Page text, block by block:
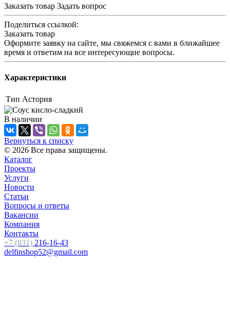
Заказать товар Задать вопрос
Поделиться ссылкой:
Заказать товар
Оформите заявку на сайте, мы свяжемся с вами в ближайшее
время и ответим на все интересующие вопросы.
Характеристики
Тип Астория
В наличии
Вернуться к списку
© 2026 Все права защищены.
Каталог
Проекты
Услуги
Новости
Статьи
Вопросы и ответы
Вакансии
Компания
Контакты
+7 (831) 216-16-43
delfinshop52@gmail.com